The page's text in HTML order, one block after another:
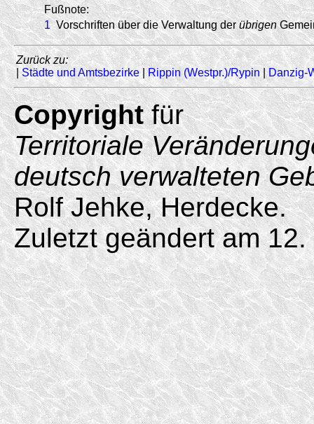
Fußnote:
1 Vorschriften über die Verwaltung derübrigen
Zurück zu:
|Städte und Amtsbezirke|Rippin (Westpr.)/Rypin Danzig-
Copyrightfür
Territoriale
deutsch verwalteten
Rolf Jehke, Herdecke.
Zuletzt geändert am